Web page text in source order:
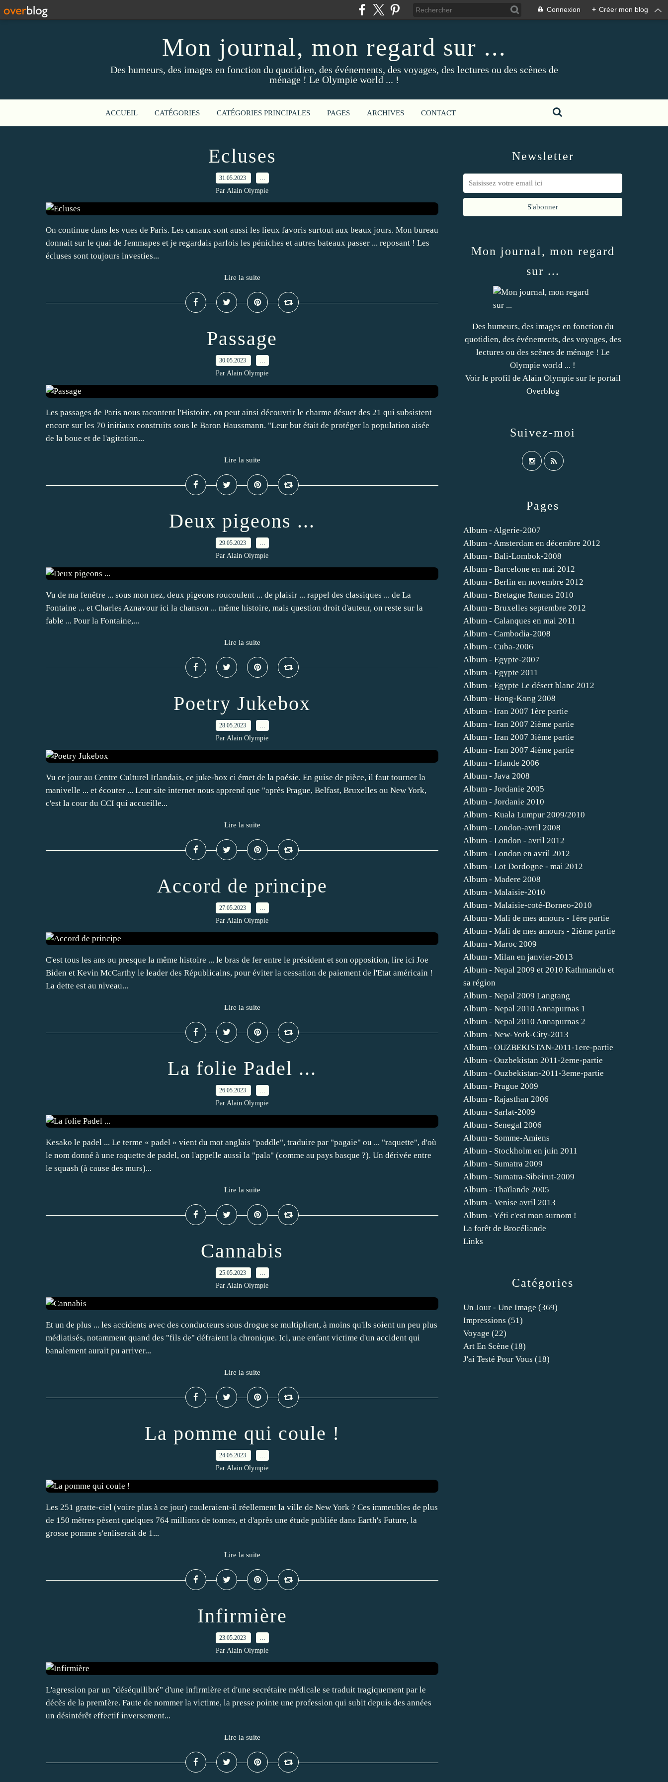
Connexion + Créer mon blog
Mon journal, mon regard sur ...
Des humeurs, des images en fonction du quotidien, des événements, des voyages, des lectures ou des scènes de
ménage ! Le Olympie world ... !
ACCUEIL CATÉGORIES CATÉGORIES PRINCIPALES PAGES ARCHIVES CONTACT
Ecluses
31.05.2023 …
Par Alain Olympie
On continue dans les vues de Paris. Les canaux sont aussi les lieux favoris surtout aux beaux jours. Mon bureau
donnait sur le quai de Jemmapes et je regardais parfois les péniches et autres bateaux passer ... reposant ! Les
écluses sont toujours investies...
Lire la suite
Passage
30.05.2023 …
Par Alain Olympie
Les passages de Paris nous racontent l'Histoire, on peut ainsi découvrir le charme désuet des 21 qui subsistent
encore sur les 70 initiaux construits sous le Baron Haussmann. "Leur but était de protéger la population aisée
de la boue et de l'agitation...
Lire la suite
Deux pigeons ...
29.05.2023 …
Par Alain Olympie
Vu de ma fenêtre ... sous mon nez, deux pigeons roucoulent ... de plaisir ... rappel des classiques ... de La
Fontaine ... et Charles Aznavour ici la chanson ... même histoire, mais question droit d'auteur, on reste sur la
fable ... Pour la Fontaine,...
Lire la suite
Poetry Jukebox
28.05.2023 …
Par Alain Olympie
Vu ce jour au Centre Culturel Irlandais, ce juke-box ci émet de la poésie. En guise de pièce, il faut tourner la
manivelle ... et écouter ... Leur site internet nous apprend que "après Prague, Belfast, Bruxelles ou New York,
c'est la cour du CCI qui accueille...
Lire la suite
Accord de principe
27.05.2023 …
Par Alain Olympie
C'est tous les ans ou presque la même histoire ... le bras de fer entre le président et son opposition, lire ici Joe
Biden et Kevin McCarthy le leader des Républicains, pour éviter la cessation de paiement de l'Etat américain !
La dette est au niveau...
Lire la suite
La folie Padel ...
26.05.2023 …
Par Alain Olympie
Kesako le padel ... Le terme « padel » vient du mot anglais "paddle", traduire par "pagaie" ou ... "raquette", d'où
le nom donné à une raquette de padel, on l'appelle aussi la "pala" (comme au pays basque ?). Un dérivée entre
le squash (à cause des murs)...
Lire la suite
Cannabis
25.05.2023 …
Par Alain Olympie
Et un de plus ... les accidents avec des conducteurs sous drogue se multiplient, à moins qu'ils soient un peu plus
médiatisés, notamment quand des "fils de" défraient la chronique. Ici, une enfant victime d'un accident qui
banalement aurait pu arriver...
Lire la suite
La pomme qui coule !
24.05.2023 …
Par Alain Olympie
Les 251 gratte-ciel (voire plus à ce jour) couleraient-il réellement la ville de New York ? Ces immeubles de plus
de 150 mètres pèsent quelques 764 millions de tonnes, et d'après une étude publiée dans Earth's Future, la
grosse pomme s'enliserait de 1...
Lire la suite
Infirmière
23.05.2023 …
Par Alain Olympie
L'agression par un "déséquilibré" d'une infirmière et d'une secrétaire médicale se traduit tragiquement par le
décès de la premIère. Faute de nommer la victime, la presse pointe une profession qui subit depuis des années
un désintérêt effectif inversement...
Lire la suite
Newsletter
Catégories
Un Jour - Une Image (369)
Impressions (51)
Voyage (22)
Art En Scène (18)
J'ai Testé Pour Vous (18)
Pages
Album - Algerie-2007
Album - Amsterdam en décembre 2012
Album - Bali-Lombok-2008
Album - Barcelone en mai 2012
Album - Berlin en novembre 2012
Album - Bretagne Rennes 2010
Album - Bruxelles septembre 2012
Album - Calanques en mai 2011
Album - Cambodia-2008
Album - Cuba-2006
Album - Egypte-2007
Album - Egypte 2011
Album - Egypte Le désert blanc 2012
Album - Hong-Kong 2008
Album - Iran 2007 1ère partie
Album - Iran 2007 2ième partie
Album - Iran 2007 3ième partie
Album - Iran 2007 4ième partie
Album - Irlande 2006
Album - Java 2008
Album - Jordanie 2005
Album - Jordanie 2010
Album - Kuala Lumpur 2009/2010
Album - London-avril 2008
Album - London - avril 2012
Album - London en avril 2012
Album - Lot Dordogne - mai 2012
Album - Madere 2008
Album - Malaisie-2010
Album - Malaisie-coté-Borneo-2010
Album - Mali de mes amours - 1ère partie
Album - Mali de mes amours - 2ième partie
Album - Maroc 2009
Album - Milan en janvier-2013
Album - Nepal 2009 et 2010 Kathmandu et
sa région
Album - Nepal 2009 Langtang
Album - Nepal 2010 Annapurnas 1
Album - Nepal 2010 Annapurnas 2
Album - New-York-City-2013
Album - OUZBEKISTAN-2011-1ere-partie
Album - Ouzbekistan 2011-2eme-partie
Album - Ouzbekistan-2011-3eme-partie
Album - Prague 2009
Album - Rajasthan 2006
Album - Sarlat-2009
Album - Senegal 2006
Album - Somme-Amiens
Album - Stockholm en juin 2011
Album - Sumatra 2009
Album - Sumatra-Sibeirut-2009
Album - Thaïlande 2005
Album - Venise avril 2013
Album - Yéti c'est mon surnom !
La forêt de Brocéliande
Links
Mon journal, mon regard
sur ...
Des humeurs, des images en fonction du
quotidien, des événements, des voyages, des
lectures ou des scènes de ménage ! Le
Olympie world ... !
Voir le profil de Alain Olympie sur le portail
Overblog
Suivez-moi